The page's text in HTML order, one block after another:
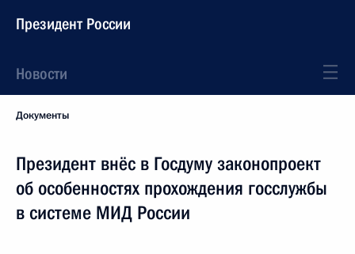
Президент России
Новости
Документы
Президент внёс в Госдуму законопроект
об особенностях прохождения госслужбы
в системе МИД России